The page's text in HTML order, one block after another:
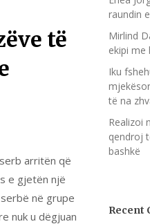
të
arritën që
e gjetën një
në grupe
nuk u dëgjuan
raundin
Mirlind
ekipi me
Iku
të na
Realizoi
qendroj
bashkë
Recent